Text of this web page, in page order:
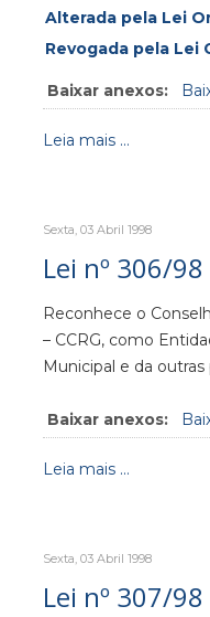
Alterada pela Lei
Revogada pela Lei
Baixar anexos:
Leia mais ...
Sexta, 03 Abril 1998
Lei nº 306/98
Reconhece o
– CCRG, como
Municipal e da outras
Baixar anexos:
Leia mais ...
Sexta, 03 Abril 1998
Lei nº 307/98